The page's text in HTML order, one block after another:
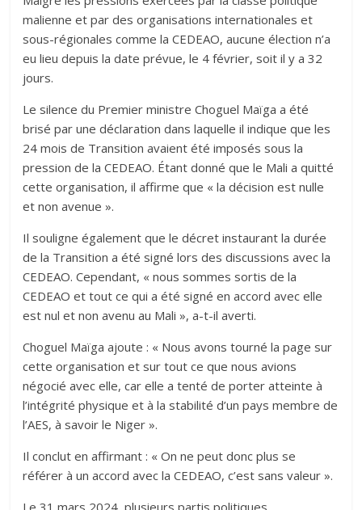
malienne et par des organisations internationales et
sous-régionales comme la CEDEAO, aucune élection n’a
eu lieu depuis la date prévue, le 4 février, soit il y a 32
jours.
Le silence du Premier ministre Choguel Maïga a été
brisé par une déclaration dans laquelle il indique que les
24 mois de Transition avaient été imposés sous la
pression de la CEDEAO. Étant donné que le Mali a quitté
cette organisation, il affirme que « la décision est nulle
et non avenue ».
Il souligne également que le décret instaurant la durée
de la Transition a été signé lors des discussions avec la
CEDEAO. Cependant, « nous sommes sortis de la
CEDEAO et tout ce qui a été signé en accord avec elle
est nul et non avenu au Mali », a-t-il averti.
Choguel Maïga ajoute : « Nous avons tourné la page sur
cette organisation et sur tout ce que nous avions
négocié avec elle, car elle a tenté de porter atteinte à
l’intégrité physique et à la stabilité d’un pays membre de
l’AES, à savoir le Niger ».
Il conclut en affirmant : « On ne peut donc plus se
référer à un accord avec la CEDEAO, c’est sans valeur ».